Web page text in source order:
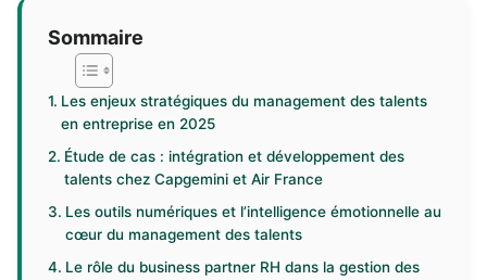
Sommaire
Les enjeux stratégiques du management des talents
en entreprise en 2025
Étude de cas : intégration et développement des
talents chez Capgemini et Air France
Les outils numériques et l’intelligence émotionnelle au
cœur du management des talents
Le rôle du business partner RH dans la gestion des